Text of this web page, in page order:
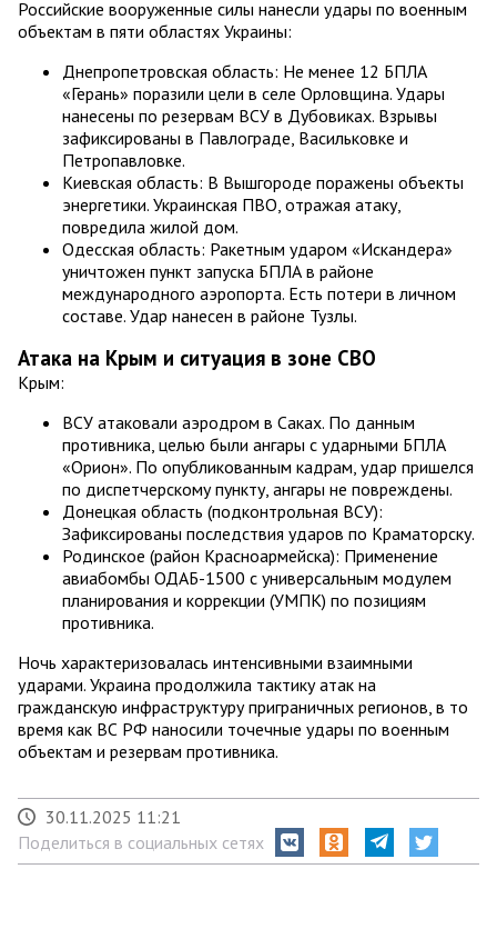
Российские вооруженные силы нанесли удары по военным
объектам в пяти областях Украины:
Днепропетровская область: Не менее 12 БПЛА
«Герань» поразили цели в селе Орловщина. Удары
нанесены по резервам ВСУ в Дубовиках. Взрывы
зафиксированы в Павлограде, Васильковке и
Петропавловке.
Киевская область: В Вышгороде поражены объекты
энергетики. Украинская ПВО, отражая атаку,
повредила жилой дом.
Одесская область: Ракетным ударом «Искандера»
уничтожен пункт запуска БПЛА в районе
международного аэропорта. Есть потери в личном
составе. Удар нанесен в районе Тузлы.
Атака на Крым и ситуация в зоне СВО
Крым:
ВСУ атаковали аэродром в Саках. По данным
противника, целью были ангары с ударными БПЛА
«Орион». По опубликованным кадрам, удар пришелся
по диспетчерскому пункту, ангары не повреждены.
Донецкая область (подконтрольная ВСУ):
Зафиксированы последствия ударов по Краматорску.
Родинское (район Красноармейска): Применение
авиабомбы ОДАБ-1500 с универсальным модулем
планирования и коррекции (УМПК) по позициям
противника.
Ночь характеризовалась интенсивными взаимными
ударами. Украина продолжила тактику атак на
гражданскую инфраструктуру приграничных регионов, в то
время как ВС РФ наносили точечные удары по военным
объектам и резервам противника.
30.11.2025 11:21
Поделиться в социальных сетях